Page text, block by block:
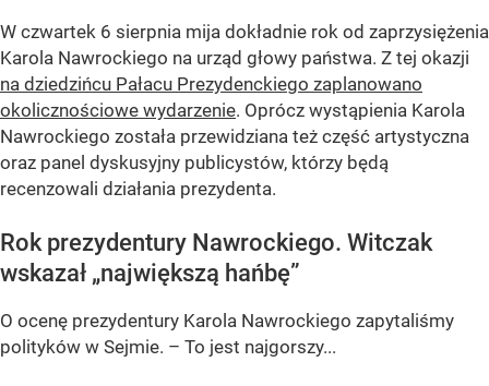
W czwartek 6 sierpnia mija dokładnie rok od zaprzysiężenia
Karola Nawrockiego na urząd głowy państwa. Z tej okazji
na dziedzińcu Pałacu Prezydenckiego zaplanowano
okolicznościowe wydarzenie. Oprócz wystąpienia Karola
Nawrockiego została przewidziana też część artystyczna
oraz panel dyskusyjny publicystów, którzy będą
recenzowali działania prezydenta.
Rok prezydentury Nawrockiego. Witczak
wskazał „największą hańbę”
O ocenę prezydentury Karola Nawrockiego zapytaliśmy
polityków w Sejmie. – To jest najgorszy...